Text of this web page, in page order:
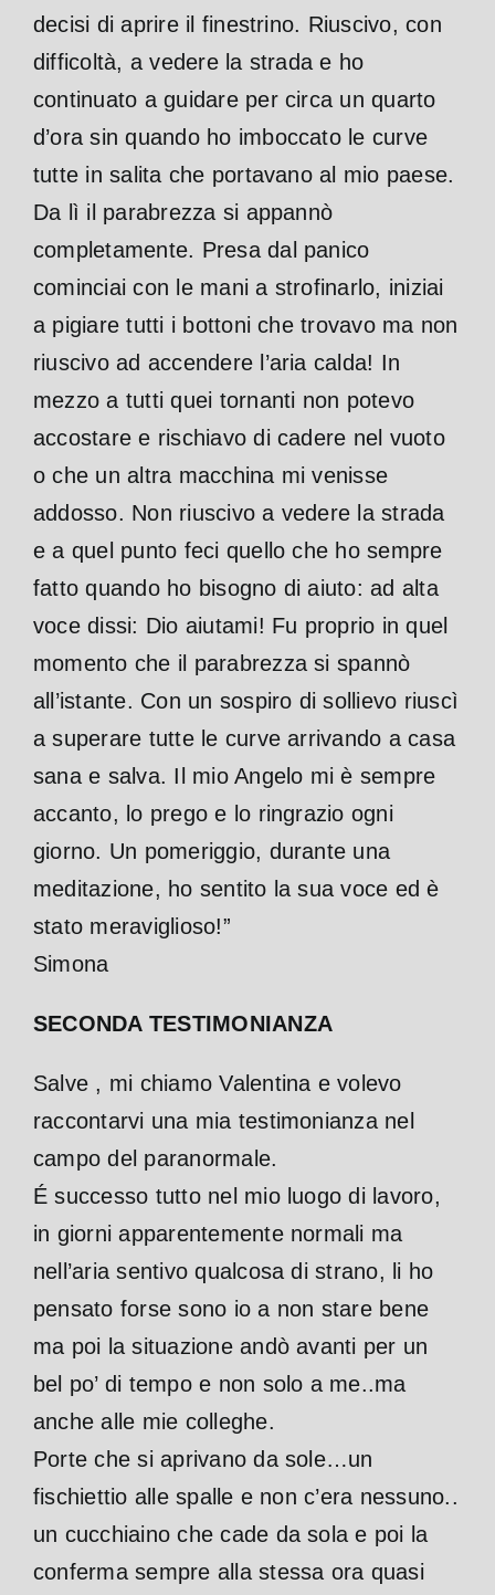
decisi di aprire il finestrino. Riuscivo, con
difficoltà, a vedere la strada e ho
continuato a guidare per circa un quarto
d’ora sin quando ho imboccato le curve
tutte in salita che portavano al mio paese.
Da lì il parabrezza si appannò
completamente. Presa dal panico
cominciai con le mani a strofinarlo, iniziai
a pigiare tutti i bottoni che trovavo ma non
riuscivo ad accendere l’aria calda! In
mezzo a tutti quei tornanti non potevo
accostare e rischiavo di cadere nel vuoto
o che un altra macchina mi venisse
addosso. Non riuscivo a vedere la strada
e a quel punto feci quello che ho sempre
fatto quando ho bisogno di aiuto: ad alta
voce dissi: Dio aiutami! Fu proprio in quel
momento che il parabrezza si spannò
all’istante. Con un sospiro di sollievo riuscì
a superare tutte le curve arrivando a casa
sana e salva. Il mio Angelo mi è sempre
accanto, lo prego e lo ringrazio ogni
giorno. Un pomeriggio, durante una
meditazione, ho sentito la sua voce ed è
stato meraviglioso!”
Simona
SECONDA TESTIMONIANZA
Salve , mi chiamo Valentina e volevo
raccontarvi una mia testimonianza nel
campo del paranormale.
É successo tutto nel mio luogo di lavoro,
in giorni apparentemente normali ma
nell’aria sentivo qualcosa di strano, li ho
pensato forse sono io a non stare bene
ma poi la situazione andò avanti per un
bel po’ di tempo e non solo a me..ma
anche alle mie colleghe.
Porte che si aprivano da sole…un
fischiettio alle spalle e non c’era nessuno..
un cucchiaino che cade da sola e poi la
conferma sempre alla stessa ora quasi